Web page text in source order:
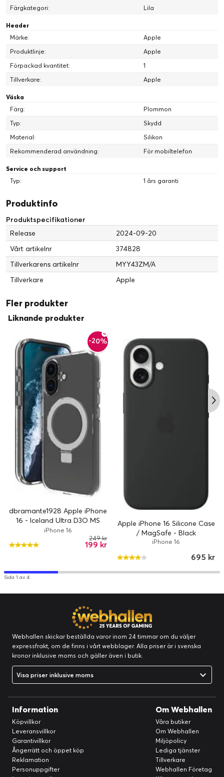
Färgkategori:
Lila
Header
Märke:
Apple
Produktlinje:
Apple
Förpackad kvantitet:
1
Tillverkare:
Apple
Väska
Färg:
Plommon
Typ:
Skydd
Material:
Silikon
Rekommenderad användning:
För mobiltelefon
Service och support
Typ:
1 års garanti
Produktinfo
Produktspecifikationer
Release
2024-09-20
Vårt artikelnr
374828
Tillverkarens artikelnr
MYY43ZM/A
Tillverkare
Apple
Fler produkter
Liknande produkter
-20%
dbramante1928 Apple iPhone
16 - Iceland Ultra D3O MS
Kick - Clear
iPhone 16
199 kr
249 kr
Apple iPhone 16 Silicone Case
/ MagSafe - Black
iPhone 16
695 kr
Sida 1 av 4
Webhallen skickar beställda varor inom 24 timmar om du väljer
expressfrakt, om de finns i vårt webblager. Alla priser är i svenska
kronor inklusive moms och gäller även i butik.
Visa priser inklusive moms
Information
Köpvillkor
Leveransvillkor
Garantivillkor
Ångerrätt och öppet köp
Reklamation
Personuppgifter
Om Webhallen
Våra butiker
Om Webhallen
Miljöpolicy
Lediga tjänster
Tillverkare
Webhallen Företag